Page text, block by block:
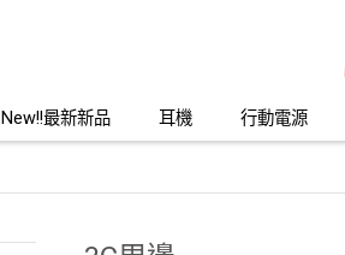
New!!最新新品 耳機 行動電源